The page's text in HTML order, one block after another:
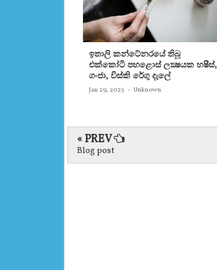
ඉතාලි කන්ටේනරයේ තිබූ
එක්‌කෝටි පහළොස්‌ ලක්‍ෂයක හෂීස්‌,
ගංජා, විස්‌කි රේගු දැලේ
Jan 29, 2023 - Unknown
« PREV
Blog post